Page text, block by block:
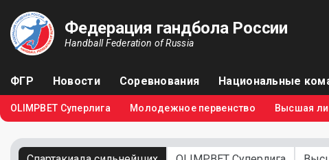
Федерация гандбола России
Handball Federation of Russia
ФГР Новости Соревнования Национальные
OLIMPBET Суперлига Молодежное первенство Высшая